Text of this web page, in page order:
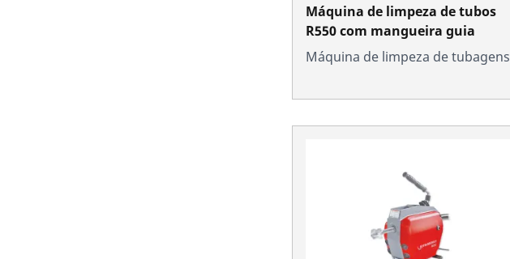
Máquina de limpeza de tubos
R550 com mangueira guia
Máquina de limpeza de tubagens